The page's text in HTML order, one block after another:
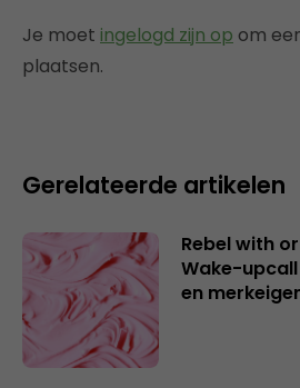
Je moet ingelogd zijn op om
plaatsen.
Gerelateerde artikelen
Rebel with
Wake-
en